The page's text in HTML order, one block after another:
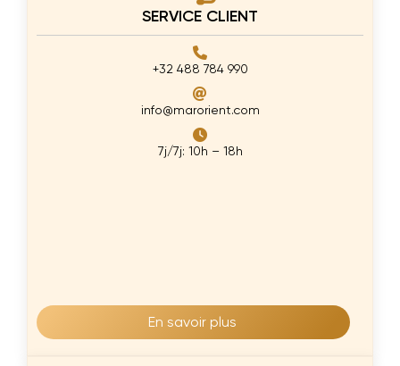
SERVICE CLIENT
+32 488 784 990
info@marorient.com
7j/7j: 10h – 18h
En savoir plus